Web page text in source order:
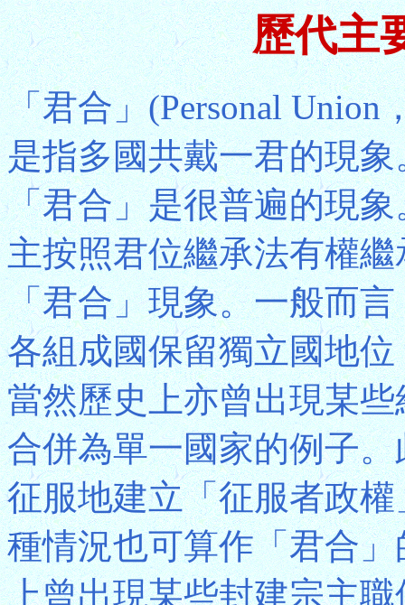
歷代主
「君合」(Personal
是指多國共戴一君的現
「君合」是很普遍的現
主按照君位繼承法有權
「君合」現象。一般而
各組成國保留獨立國地
當然歷史上亦曾出現某
合併為單一國家的例子
征服地建立「征服者政
種情況也可算作「君合
上曾出現某些封建宗主